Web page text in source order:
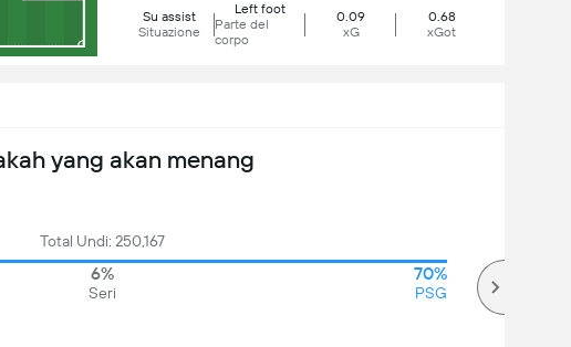
Su assist
Situazione
Left foot
Parte del
corpo
0.09
xG
0.68
xGot
yang akan menang
Total Undi: 250,167
6%
Seri
70%
PSG